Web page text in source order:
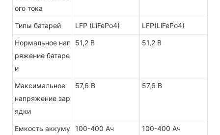
ого тока
Типы батарей LFP (LiFePo4) LFP(LiFePo4)
Нормальное нап
ряжение батаре
и
51,2 В 51,2 В
Максимальное
напряжение зар
ядки
57,6 В 57,6 В
Емкость аккуму
100-400 Ач 100-400 Ач